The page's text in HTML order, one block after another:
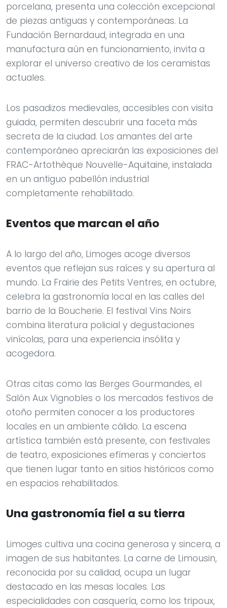
porcelana, presenta una colección excepcional
de piezas antiguas y contemporáneas. La
Fundación Bernardaud, integrada en una
manufactura aún en funcionamiento, invita a
explorar el universo creativo de los ceramistas
actuales.
Los pasadizos medievales, accesibles con visita
guiada, permiten descubrir una faceta más
secreta de la ciudad. Los amantes del arte
contemporáneo apreciarán las exposiciones del
FRAC-Artothèque Nouvelle-Aquitaine, instalada
en un antiguo pabellón industrial
completamente rehabilitado.
Eventos que marcan el año
A lo largo del año, Limoges acoge diversos
eventos que reflejan sus raíces y su apertura al
mundo. La Frairie des Petits Ventres, en octubre,
celebra la gastronomía local en las calles del
barrio de la Boucherie. El festival Vins Noirs
combina literatura policial y degustaciones
vinícolas, para una experiencia insólita y
acogedora.
Otras citas como las Berges Gourmandes, el
Salón Aux Vignobles o los mercados festivos de
otoño permiten conocer a los productores
locales en un ambiente cálido. La escena
artística también está presente, con festivales
de teatro, exposiciones efímeras y conciertos
que tienen lugar tanto en sitios históricos como
en espacios rehabilitados.
Una gastronomía fiel a su tierra
Limoges cultiva una cocina generosa y sincera, a
imagen de sus habitantes. La carne de Limousin,
reconocida por su calidad, ocupa un lugar
destacado en las mesas locales. Las
especialidades con casquería, como los tripoux,